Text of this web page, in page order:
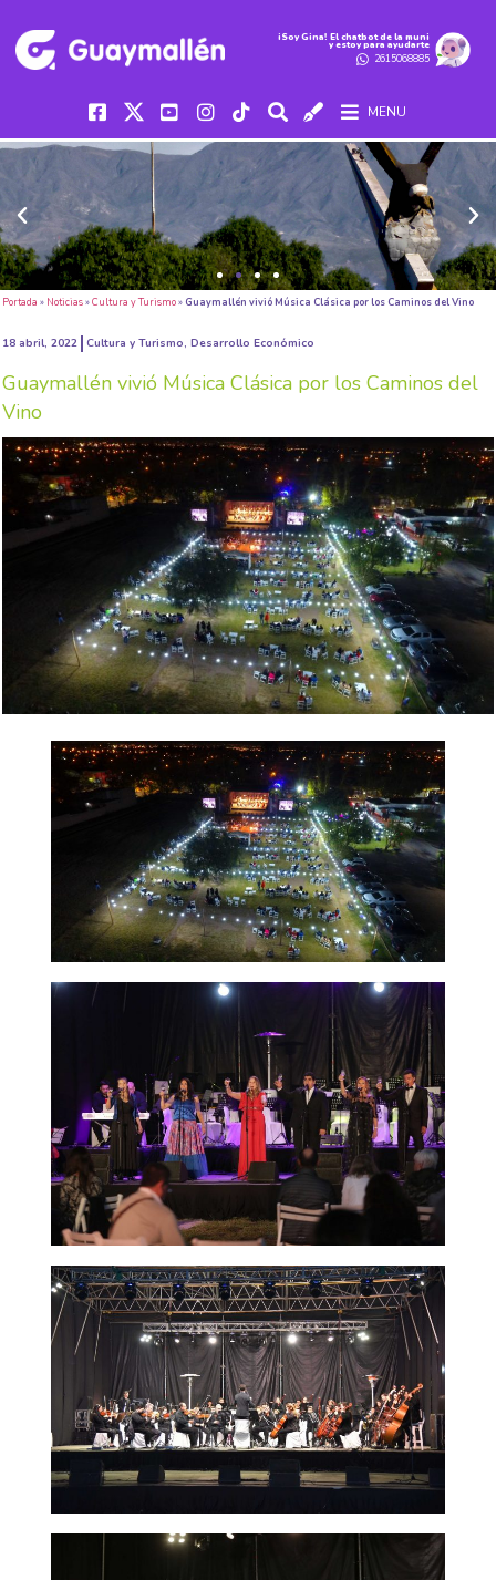
iSoy Gina! El chatbot de la muni
y estoy para ayudarte
2615068885
MENU
Portada » Noticias»Cultura y Turismo» Guaymallén vivió Música Clásica por los Caminos del Vino
18 abril, 2022 Cultura y Turismo, Desarrollo Económico
Guaymallén vivió Música Clásica por los Caminos del
Vino